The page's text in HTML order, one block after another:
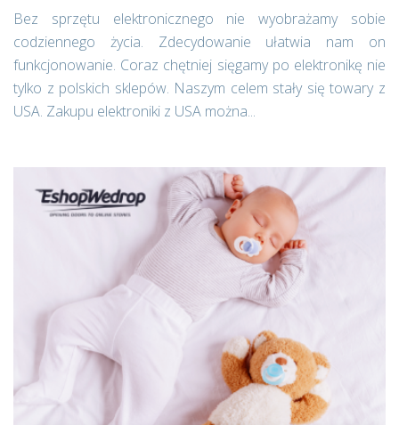
Bez sprzętu elektronicznego nie wyobrażamy sobie
codziennego życia. Zdecydowanie ułatwia nam on
funkcjonowanie. Coraz chętniej sięgamy po elektronikę nie
tylko z polskich sklepów. Naszym celem stały się towary z
USA. Zakupu elektroniki z USA można...